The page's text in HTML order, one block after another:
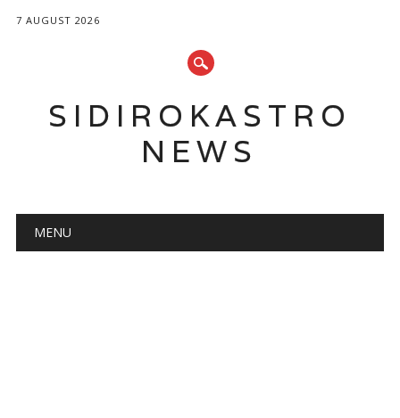
7 AUGUST 2026
SIDIROKASTRO
NEWS
Main menu
MENU